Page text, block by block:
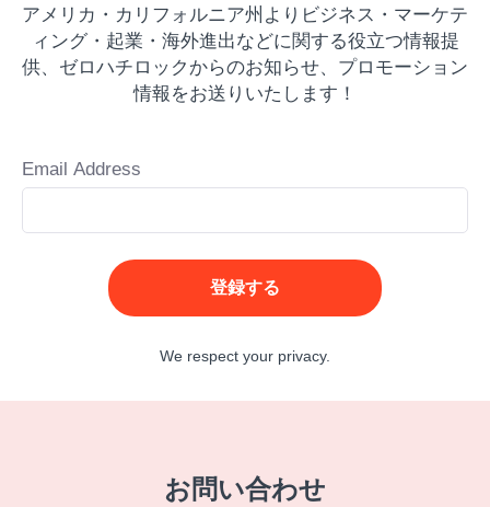
アメリカ・カリフォルニア州よりビジネス・マーケテ
ィング・起業・海外進出などに関する役立つ情報提
供、ゼロハチロックからのお知らせ、プロモーション
情報をお送りいたします！
Email Address
登録する
We respect your privacy.
お問い合わせ